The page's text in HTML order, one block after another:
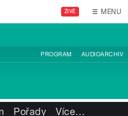
ŽIVĚ MENU
PROGRAM AUDIOARCHIV
Pořady Více…